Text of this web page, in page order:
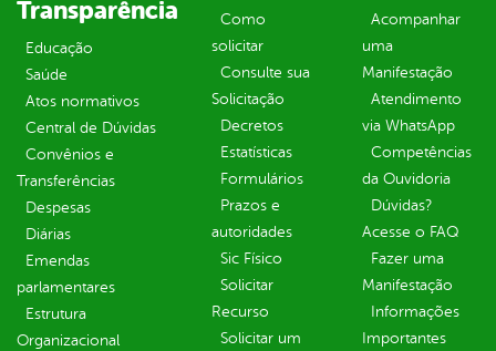
Transparência
Educação
Saúde
Atos normativos
Central de Dúvidas
Convênios e
Transferências
Despesas
Diárias
Emendas
parlamentares
Estrutura
Organizacional
Como
solicitar
Consulte sua
Solicitação
Decretos
Estatísticas
Formulários
Prazos e
autoridades
Sic Físico
Solicitar
Recurso
Solicitar um
Acompanhar
uma
Manifestação
Atendimento
via WhatsApp
Competências
da Ouvidoria
Dúvidas?
Acesse o FAQ
Fazer uma
Manifestação
Informações
Importantes